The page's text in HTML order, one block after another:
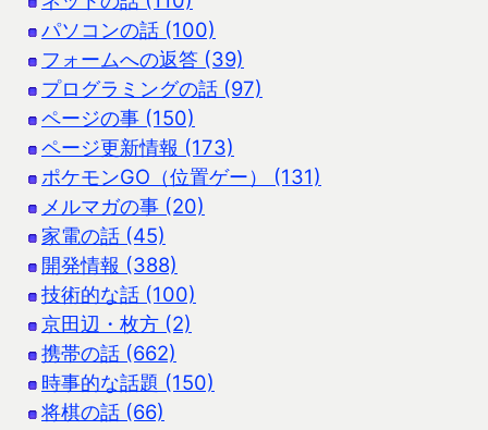
パソコンの話 (100)
フォームへの返答 (39)
プログラミングの話 (97)
ページの事 (150)
ページ更新情報 (173)
ポケモンGO（位置ゲー） (131)
メルマガの事 (20)
家電の話 (45)
開発情報 (388)
技術的な話 (100)
京田辺・枚方 (2)
携帯の話 (662)
時事的な話題 (150)
将棋の話 (66)